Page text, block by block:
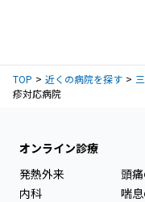
TOP 近くの病院を探す
疹対応病院
オンライン診療
発熱外来
内科
頭
喘